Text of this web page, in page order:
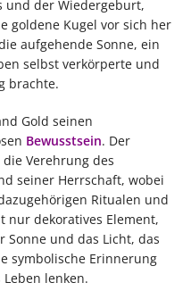
und der Wiedergeburt,
goldene Kugel vor sich her
aufgehende Sonne, ein
selbst verkörperte und
brachte.
Gold seinen
Bewusstsein. Der
Verehrung des
seiner Herrschaft, wobei
Ritualen und
nur dekoratives Element,
und das Licht, das
symbolische Erinnerung
lenken.